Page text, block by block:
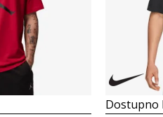
Dostupno